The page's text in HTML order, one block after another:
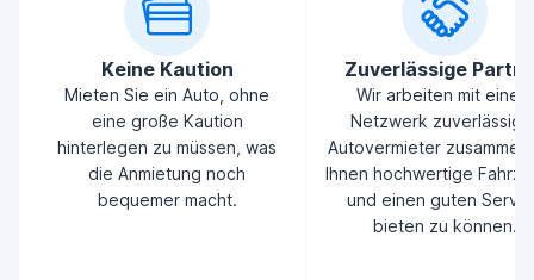
Keine Kaution
Mieten Sie ein Auto, ohne
eine große Kaution
hinterlegen zu müssen, was
die Anmietung noch
bequemer macht.
Zuverlässige
Wir arbeiten mit einem
Netzwerk
Autovermieter
Ihnen hochwertige
und einen guten
bieten zu können.